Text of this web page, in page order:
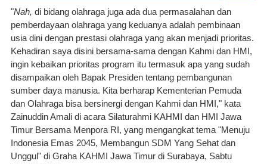
"Nah, di bidang olahraga juga ada dua permasalahan dan
pemberdayaan olahraga yang keduanya adalah pembinaan
usia dini dengan prestasi olahraga yang akan menjadi prioritas.
Kehadiran saya disini bersama-sama dengan Kahmi dan HMI,
ingin kebaikan prioritas program itu termasuk apa yang sudah
disampaikan oleh Bapak Presiden tentang pembangunan
sumber daya manusia. Kita berharap Kementerian Pemuda
dan Olahraga bisa bersinergi dengan Kahmi dan HMI," kata
Zainuddin Amali di acara Silaturahmi KAHMI dan HMI Jawa
Timur Bersama Menpora RI, yang mengangkat tema "Menuju
Indonesia Emas 2045, Membangun SDM Yang Sehat dan
Unggul" di Graha KAHMI Jawa Timur di Surabaya, Sabtu